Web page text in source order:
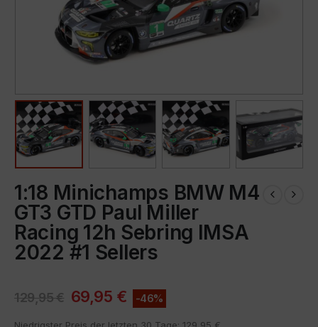
1:18 Minichamps BMW M4
GT3 GTD Paul Miller
Racing 12h Sebring IMSA
2022 #1 Sellers
129,95€ 69,95 € -46%
Niedrigster Preis der letzten 30 Tage: 129,95 €